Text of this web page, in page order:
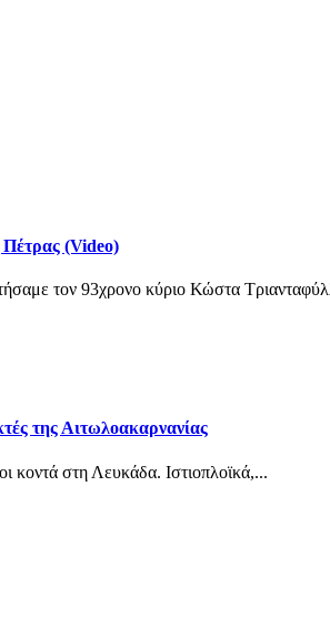
Πέτρας (Video)
τον 93χρονο κύριο Κώστα
της Αιτωλοακαρνανίας
κοντά στη Λευκάδα. Ιστιοπλοϊκά,...